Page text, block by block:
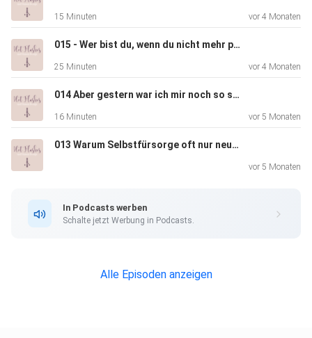
Danke, dass du heute dabei warst! ️
Perimenopause Decode findest du hier:
e-decode
Instagram:
https://www.instagram.com/hotflashesundhumandesign
Dein Human Design Chart kannst du dir hier herunterladen:
15 Minuten vor 4 Monaten
015 - Wer bist du, wenn du nicht mehr performst?
25 Minuten vor 4 Monaten
014 Aber gestern war ich mir noch so sicher!
16 Minuten vor 5 Monaten
013 Warum Selbstfürsorge oft nur neuer Leistungsdruck ist
vor 5 Monaten
In Podcasts werben
Schalte jetzt Werbung in Podcasts.
Alle Episoden anzeigen